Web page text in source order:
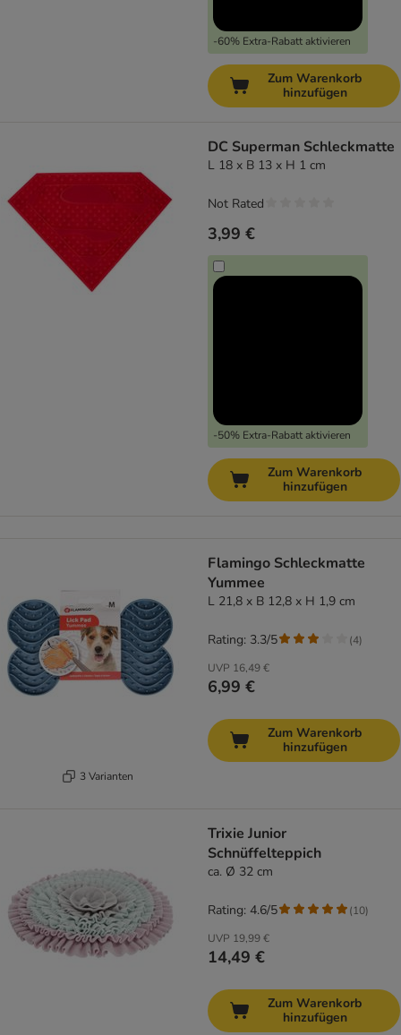
-60% Extra-Rabatt aktivieren
Zum Warenkorb
hinzufügen
DC Superman Schleckmatte
L 18 x B 13 x H 1 cm
3,99 €
-50% Extra-Rabatt aktivieren
Not Rated
Zum Warenkorb
hinzufügen
3 Varianten
Flamingo Schleckmatte
Yummee
L 21,8 x B 12,8 x H 1,9 cm
UVP 16,49 €
6,99 €
Rating: 3.3/5 (4)
Zum Warenkorb
hinzufügen
Trixie Junior
Schnüffelteppich
ca. Ø 32 cm
UVP 19,99 €
14,49 €
Rating: 4.6/5 (10)
Zum Warenkorb
hinzufügen